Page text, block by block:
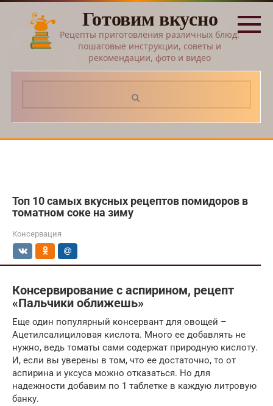
Перейти
контенту
Готовим вкусно
Рецепты приготовления различных блюд:
пошаговые инструкции, советы и
рекомендации, фото и видео
Топ 10 самых вкусных рецептов помидоров в
томатном соке на зиму
Консервация
Консервирование с аспирином, рецепт
«Пальчики оближешь»
Еще один популярный консервант для овощей –
Ацетилсалициловая кислота. Много ее добавлять не
нужно, ведь томаты сами содержат природную кислоту.
И, если вы уверены в том, что ее достаточно, то от
аспирина и уксуса можно отказаться. Но для
надежности добавим по 1 таблетке в каждую литровую
банку.